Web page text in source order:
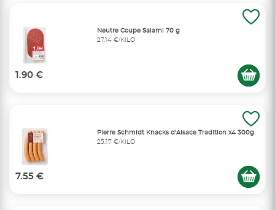
Neutre Coupe Salami 70 g
27,14 €/KILO
1.90 €
Pierre Schmidt Knacks d'Alsace Tradition x4 300g
25,17 €/KILO
7.55 €